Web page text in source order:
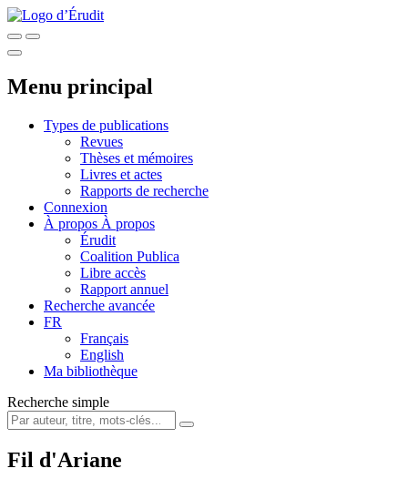
Menu principal
Types de publications
Revues
Thèses et mémoires
Livres et actes
Rapports de recherche
Connexion
À propos À propos
Érudit
Coalition Publica
Libre accès
Rapport annuel
Recherche avancée
FR
Français
English
Ma bibliothèque
Recherche simple
Fil d'Ariane